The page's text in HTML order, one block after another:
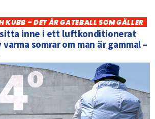
KUBB – DET ÄR GATEBALL SOM GÄLLER
sitta inne i ett luftkonditionerat
somrar om man är gammal –